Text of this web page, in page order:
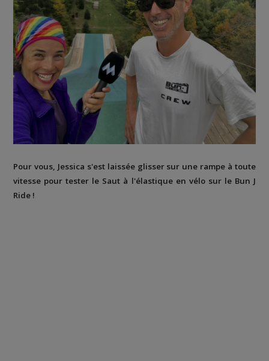
Pour vous, Jessica s'est laissée glisser sur une rampe à toute
vitesse pour tester le Saut à l'élastique en vélo sur le Bun J
Ride !